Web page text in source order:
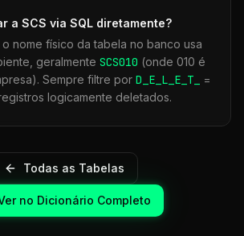
a SCS via SQL diretamente?
nome físico da tabela no banco usa
geralmente SCS010 (onde 010 é
Sempre filtre por D_E_L_E_T_
=
logicamente deletados.
Todas as Tabelas
no Dicionário Completo